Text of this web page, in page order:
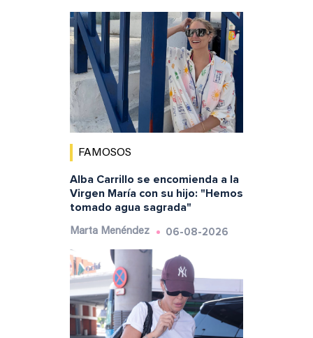
FAMOSOS
Alba Carrillo se encomienda a la
Virgen María con su hijo: "Hemos
tomado agua sagrada"
Marta Menéndez 06-08-2026